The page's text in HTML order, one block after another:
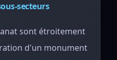
secteurs
sont étroitement
d'un monument